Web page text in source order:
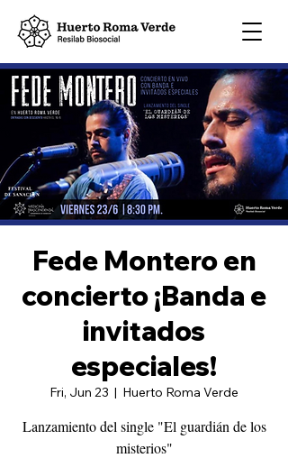
Fede Montero en
concierto ¡Banda e
invitados
especiales!
Fri, Jun 23
  |
Huerto Roma Verde
Lanzamiento del single "El guardián de los
misterios"